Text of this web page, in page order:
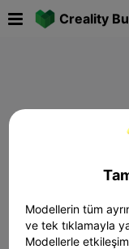
Creality
Modellerin tüm
ve tek tıklamayla
Modellerle